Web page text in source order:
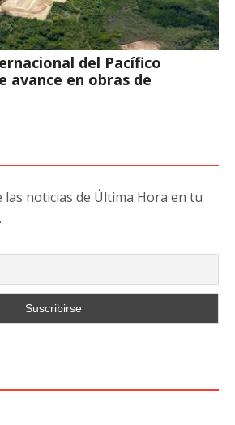
del Pacífico
avance en obras de
las noticias de Última Hora en tu